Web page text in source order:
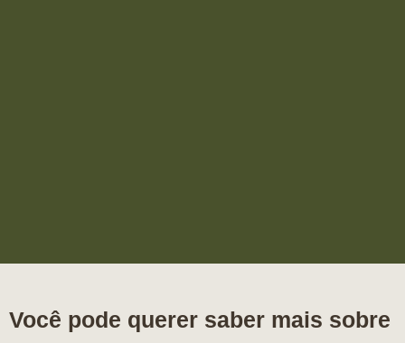
Você pode querer saber mais sobre